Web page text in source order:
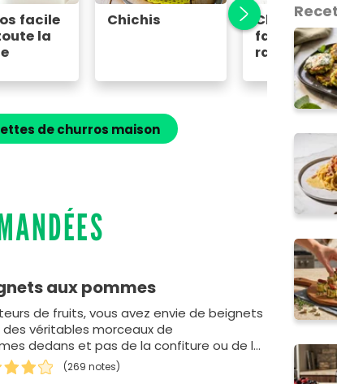
facile
la
Chichis
Churros
faciles et
rapides
de churros maison
aux pommes
de fruits, vous avez envie de beignets
véritables morceaux de
dedans et pas de la confiture ou de la
du commerce ? Ne c…
(269 notes)